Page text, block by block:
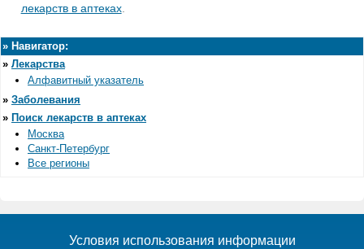
лекарств в аптеках.
» Навигатор:
» Лекарства
Алфавитный указатель
» Заболевания
» Поиск лекарств в аптеках
Москва
Санкт-Петербург
Все регионы
Условия использования информации